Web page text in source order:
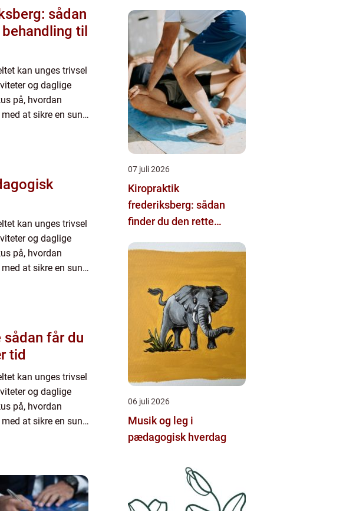
sådan
til
kan unges trivsel
og daglige
på, hvordan
at sikre en sund
kan unges trivsel
og daglige
på, hvordan
at sikre en sund
tid
kan unges trivsel
og daglige
på, hvordan
at sikre en sund
07 juli 2026
Kiropraktik
frederiksberg: sådan
finder du den rette
smerter
06 juli 2026
Musik og leg i
pædagogisk hverdag